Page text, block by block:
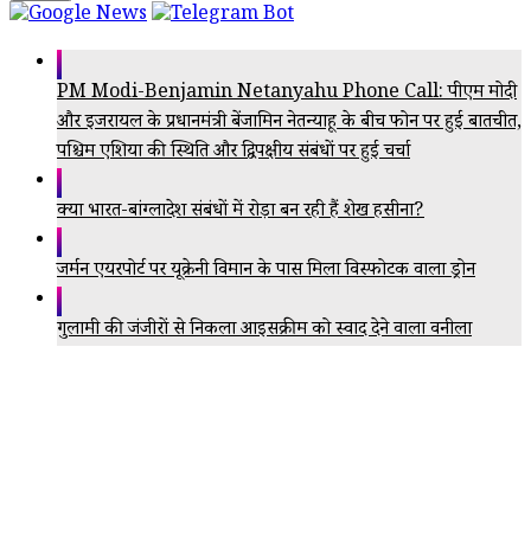
PM Modi-Benjamin Netanyahu Phone Call: पीएम मोदी
और इजरायल के प्रधानमंत्री बेंजामिन नेतन्याहू के बीच फोन पर हुई बातचीत,
पश्चिम एशिया की स्थिति और द्विपक्षीय संबंधों पर हुई चर्चा
क्या भारत-बांग्लादेश संबंधों में रोड़ा बन रही हैं शेख हसीना?
जर्मन एयरपोर्ट पर यूक्रेनी विमान के पास मिला विस्फोटक वाला ड्रोन
गुलामी की जंजीरों से निकला आइसक्रीम को स्वाद देने वाला वनीला